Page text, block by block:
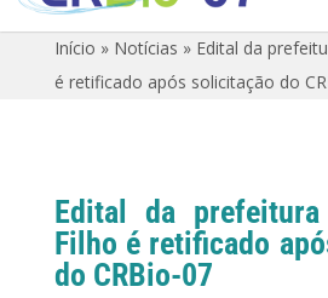
Início » Notícias » Edital da
é retificado após solicitação do
Edital da
Filho é retificado
do CRBio-07